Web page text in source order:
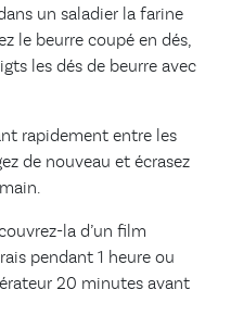
un saladier la farine
le beurre coupé en dés,
les dés de beurre avec
rapidement entre les
de nouveau et écrasez
la d’un film
pendant 1 heure ou
20 minutes avant